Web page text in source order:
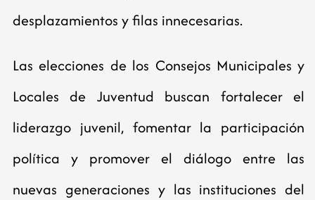
desplazamientos y filas innecesarias.
Las elecciones de los Consejos Municipales y
Locales de Juventud buscan fortalecer el
liderazgo juvenil, fomentar la participación
política y promover el diálogo entre las
nuevas generaciones y las instituciones del